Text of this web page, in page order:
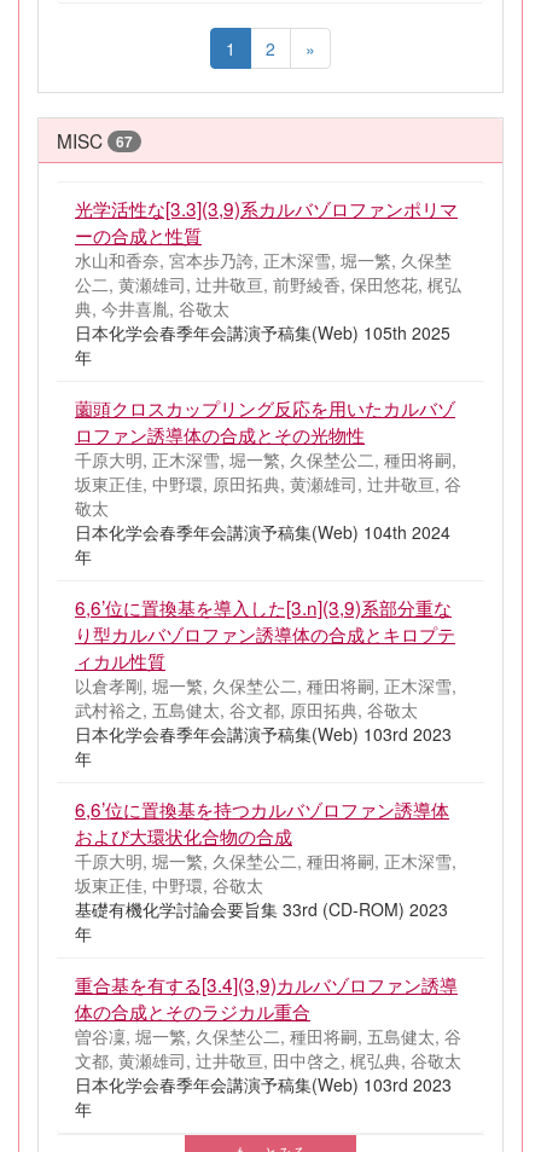
1 2 »
MISC 67
光学活性な[3.3](3,9)系カルバゾロファンポリマ
ーの合成と性質
水山和香奈, 宮本歩乃誇, 正木深雪, 堀一繁, 久保埜
公二, 黄瀬雄司, 辻井敬亘, 前野綾香, 保田悠花, 梶弘
典, 今井喜胤, 谷敬太
日本化学会春季年会講演予稿集(Web) 105th 2025
年
薗頭クロスカップリング反応を用いたカルバゾ
ロファン誘導体の合成とその光物性
千原大明, 正木深雪, 堀一繁, 久保埜公二, 種田将嗣,
坂東正佳, 中野環, 原田拓典, 黄瀬雄司, 辻井敬亘, 谷
敬太
日本化学会春季年会講演予稿集(Web) 104th 2024
年
6,6’位に置換基を導入した[3.n](3,9)系部分重な
り型カルバゾロファン誘導体の合成とキロプテ
ィカル性質
以倉孝剛, 堀一繁, 久保埜公二, 種田将嗣, 正木深雪,
武村裕之, 五島健太, 谷文都, 原田拓典, 谷敬太
日本化学会春季年会講演予稿集(Web) 103rd 2023
年
6,6’位に置換基を持つカルバゾロファン誘導体
および大環状化合物の合成
千原大明, 堀一繁, 久保埜公二, 種田将嗣, 正木深雪,
坂東正佳, 中野環, 谷敬太
基礎有機化学討論会要旨集 33rd (CD-ROM) 2023
年
重合基を有する[3.4](3,9)カルバゾロファン誘導
体の合成とそのラジカル重合
曽谷凜, 堀一繁, 久保埜公二, 種田将嗣, 五島健太, 谷
文都, 黄瀬雄司, 辻井敬亘, 田中啓之, 梶弘典, 谷敬太
日本化学会春季年会講演予稿集(Web) 103rd 2023
年